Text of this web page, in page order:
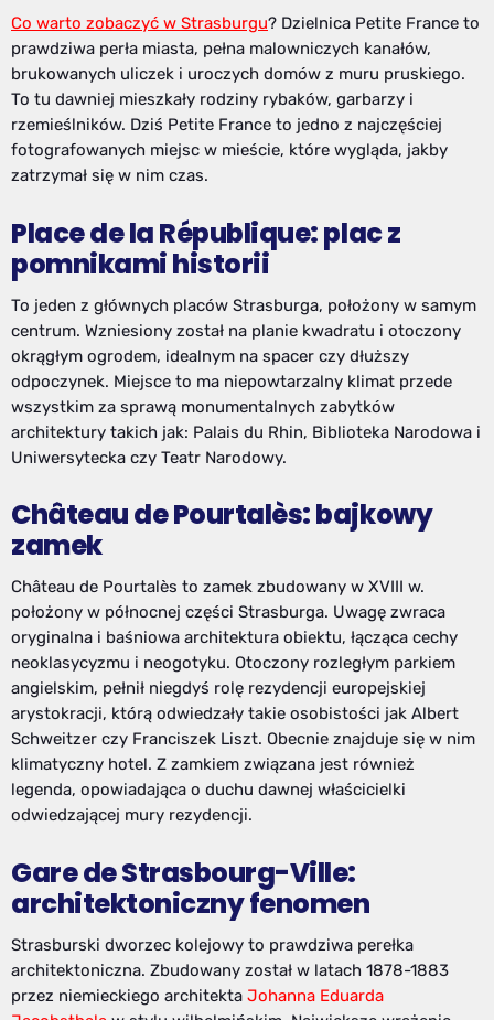
Co warto zobaczyć w Strasburgu? Dzielnica Petite France to
prawdziwa perła miasta, pełna malowniczych kanałów,
brukowanych uliczek i uroczych domów z muru pruskiego.
To tu dawniej mieszkały rodziny rybaków, garbarzy i
rzemieślników. Dziś Petite France to jedno z najczęściej
fotografowanych miejsc w mieście, które wygląda, jakby
zatrzymał się w nim czas.
Place de la République: plac z
pomnikami historii
To jeden z głównych placów Strasburga, położony w samym
centrum. Wzniesiony został na planie kwadratu i otoczony
okrągłym ogrodem, idealnym na spacer czy dłuższy
odpoczynek. Miejsce to ma niepowtarzalny klimat przede
wszystkim za sprawą monumentalnych zabytków
architektury takich jak: Palais du Rhin, Biblioteka Narodowa i
Uniwersytecka czy Teatr Narodowy.
Château de Pourtalès: bajkowy
zamek
Château de Pourtalès to zamek zbudowany w XVIII w.
położony w północnej części Strasburga. Uwagę zwraca
oryginalna i baśniowa architektura obiektu, łącząca cechy
neoklasycyzmu i neogotyku. Otoczony rozległym parkiem
angielskim, pełnił niegdyś rolę rezydencji europejskiej
arystokracji, którą odwiedzały takie osobistości jak Albert
Schweitzer czy Franciszek Liszt. Obecnie znajduje się w nim
klimatyczny hotel. Z zamkiem związana jest również
legenda, opowiadająca o duchu dawnej właścicielki
odwiedzającej mury rezydencji.
Gare de Strasbourg-Ville:
architektoniczny fenomen
Strasburski dworzec kolejowy to prawdziwa perełka
architektoniczna. Zbudowany został w latach 1878-1883
przez niemieckiego architekta Johanna Eduarda